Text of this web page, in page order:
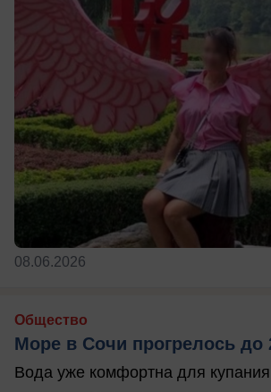
08.06.2026
Общество
Море в Сочи прогрелось до
Вода уже комфортна для купания